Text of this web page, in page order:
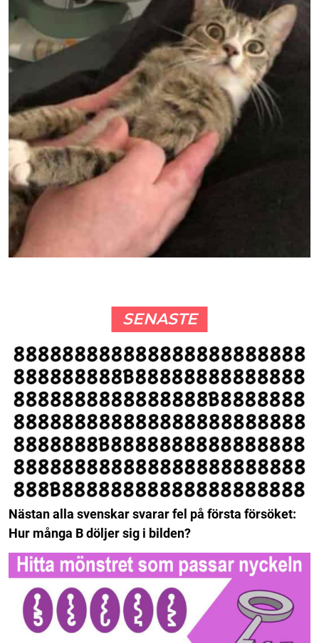
SENASTE
Nästan alla svenskar svarar fel på första försöket:
Hur många B döljer sig i bilden?